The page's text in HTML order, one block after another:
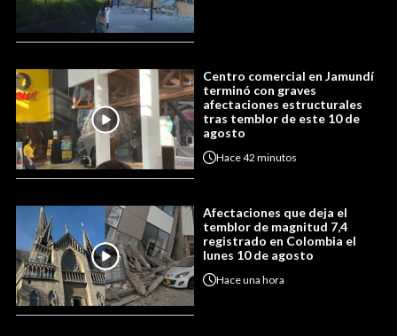
Centro comercial en Jamundí
terminó con graves
afectaciones estructurales
tras temblor de este 10 de
agosto
Hace42 minutos
Afectaciones que deja el
temblor de magnitud 7,4
registrado en Colombia el
lunes 10 de agosto
Haceuna hora